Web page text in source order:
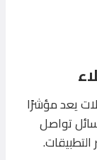
يعد مؤشرًا
تواصل